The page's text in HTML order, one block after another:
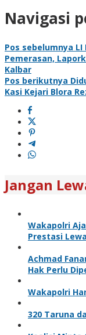
Navigasi
Pos sebelumnya LI
Pemerasan,
Kalbar
Pos berikutnya
Kasi Kejari Blora
Jangan
Wakapolri
Prestasi
Achmad
Hak Perlu
Wakapolri
320 Taruna